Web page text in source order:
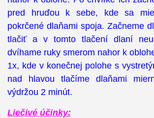
pred hruďou k sebe, kde sa
pokrčené dlaňami spoja. Začneme
tlačiť a v tomto tlačení dlaní
dvíhame ruky smerom nahor k
1x, kde v konečnej polohe s
nad hlavou tlačíme dlaňami
výdržou 2 minút.
Liečivé účinky: